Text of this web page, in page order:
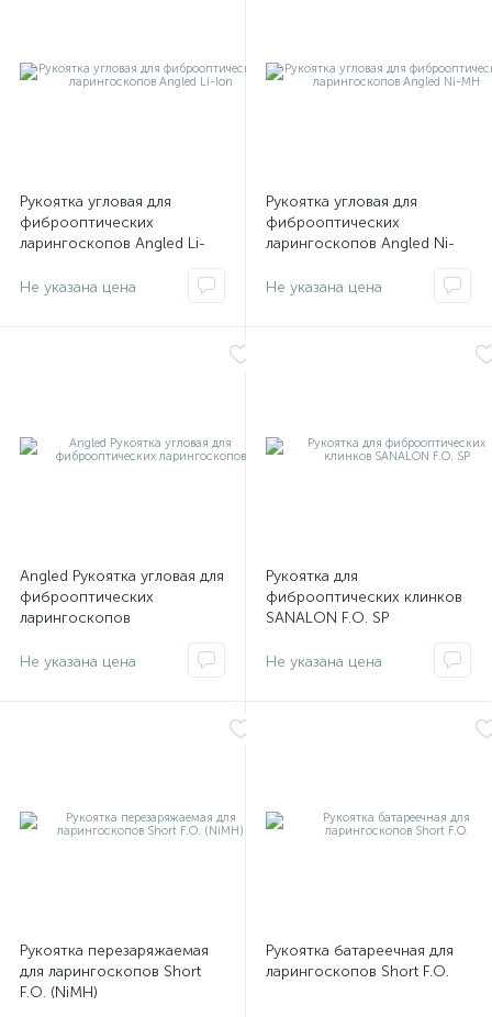
Рукоятка угловая для
фиброоптических
ларингоскопов Angled Li-
Рукоятка угловая для
фиброоптических
ларингоскопов Angled Ni-
Angled Рукоятка угловая для
фиброоптических
ларингоскопов
Рукоятка для
фиброоптических клинков
SANALON F.O. SP
Рукоятка перезаряжаемая
для ларингоскопов Short
F.O. (NiMH)
Рукоятка батареечная для
ларингоскопов Short F.O.